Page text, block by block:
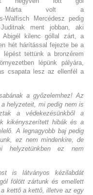
Márta volt a
Walfisch Mercédesz pedig
ment jobban, aki
Abigél kilenc góllal zárt, a
hét hárítással fejezte be a
tettünk a bronzérem
lépünk pályára,
csapata lesz az ellenfél a
a győzelemhez! Az
helyzeteit, mi pedig nem is
a védekezésünkből a
kikényszerített hibák és a
A legnagyobb baj pedig
ez nem mindenkire, de
ez nem
is látványos kézilabdát
fölött zártunk és emellett
kettő a kettő, illetve az egy